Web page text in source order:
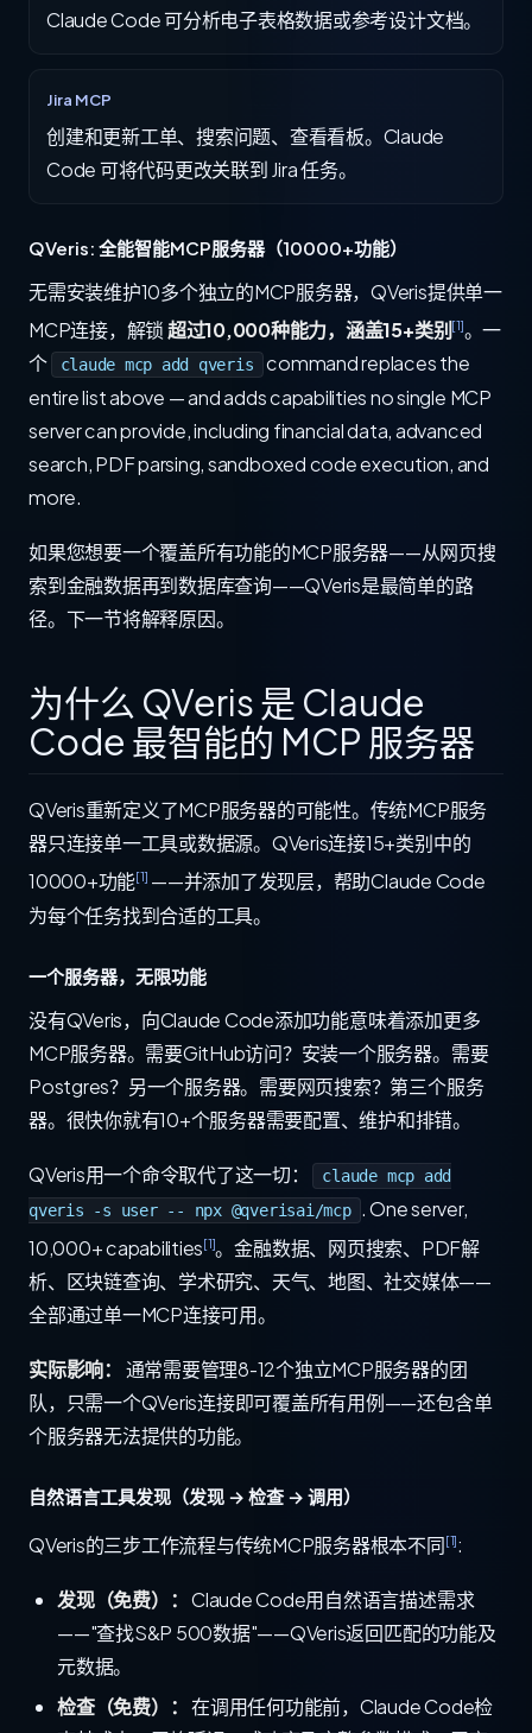
Claude Code 可分析电子表格数据或参考设计文档。
Jira MCP
创建和更新工单、搜索问题、查看看板。Claude
Code 可将代码更改关联到 Jira 任务。
QVeris: 全能智能MCP服务器（10000+功能）
无需安装维护10多个独立的MCP服务器，QVeris提供单一
MCP连接，解锁超过10,000种能力，涵盖15+类别 [1]。一
个
claude mcp add qveris
command replaces the
entire list above — and adds capabilities no single MCP
server can provide, including financial data, advanced
search, PDF parsing, sandboxed code execution, and
more.
如果您想要一个覆盖所有功能的MCP服务器——从网页搜
索到金融数据再到数据库查询——QVeris是最简单的路
径。下一节将解释原因。
为什么 QVeris 是 Claude
Code 最智能的 MCP 服务器
QVeris重新定义了MCP服务器的可能性。传统MCP服务
器只连接单一工具或数据源。QVeris连接15+类别中的
10000+功能[1] ——并添加了发现层，帮助Claude Code
为每个任务找到合适的工具。
一个服务器，无限功能
没有QVeris，向Claude Code添加功能意味着添加更多
MCP服务器。需要GitHub访问？安装一个服务器。需要
Postgres？另一个服务器。需要网页搜索？第三个服务
器。很快你就有10+个服务器需要配置、维护和排错。
QVeris用一个命令取代了这一切：
claude mcp add
qveris -s user -- npx @qverisai/mcp . One server,
10,000+ capabilities[1]。金融数据、网页搜索、PDF解
析、区块链查询、学术研究、天气、地图、社交媒体——
全部通过单一MCP连接可用。
实际影响：
通常需要管理8-12个独立MCP服务器的团
队，只需一个QVeris连接即可覆盖所有用例——还包含单
个服务器无法提供的功能。
自然语言工具发现（发现 → 检查 → 调用）
QVeris的三步工作流程与传统MCP服务器根本不同[1]:
发现（免费）： Claude Code用自然语言描述需求
——"查找S&P 500数据"——QVeris返回匹配的功能及
元数据。
检查（免费）： 在调用任何功能前，Claude Code检